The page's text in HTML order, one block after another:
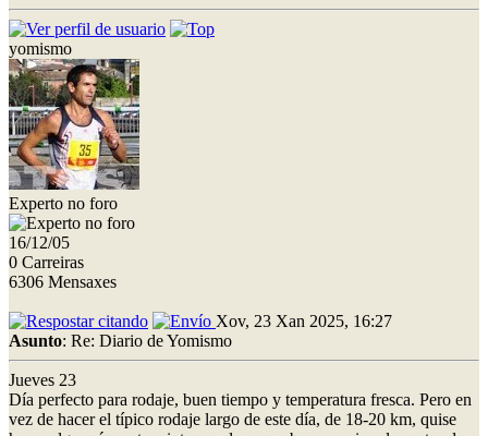
yomismo
Experto no foro
16/12/05
0 Carreiras
6306 Mensaxes
Xov, 23 Xan 2025, 16:27
Asunto: Re: Diario de Yomismo
Jueves 23
Día perfecto para rodaje, buen tiempo y temperatura fresca. Pero en
vez de hacer el típico rodaje largo de este día, de 18-20 km, quise